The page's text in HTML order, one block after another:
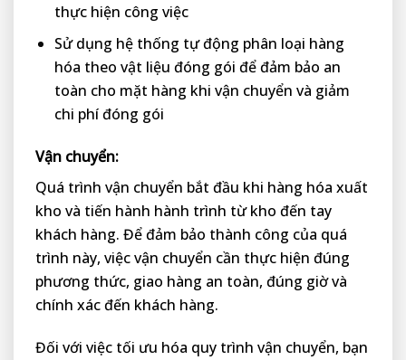
thực hiện công việc
Sử dụng hệ thống tự động phân loại hàng
hóa theo vật liệu đóng gói để đảm bảo an
toàn cho mặt hàng khi vận chuyển và giảm
chi phí đóng gói
Vận chuyển:
Quá trình vận chuyển bắt đầu khi hàng hóa xuất
kho và tiến hành hành trình từ kho đến tay
khách hàng. Để đảm bảo thành công của quá
trình này, việc vận chuyển cần thực hiện đúng
phương thức, giao hàng an toàn, đúng giờ và
chính xác đến khách hàng.
Đối với việc tối ưu hóa quy trình vận chuyển, bạn